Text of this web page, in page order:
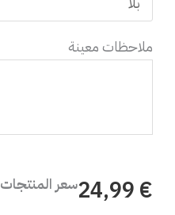
ملاحظات معينة
سعر المنتجات € 24,99